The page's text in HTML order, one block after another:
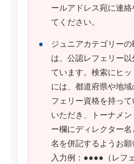
ールアドレス宛に連
てください。
ジュニアカテゴリー
は、公認レフェリー
ています。検索にヒ
には、都道府県や地
フェリー資格を持っ
いただき、トーナメ
ー欄にディレクター
名を併記するようお願
入力例：●●●●（レフ